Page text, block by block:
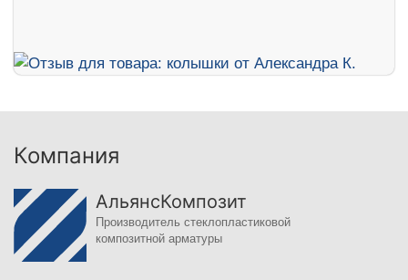
Компания
АльянсКомпозит
Производитель стеклопластиковой
композитной арматуры